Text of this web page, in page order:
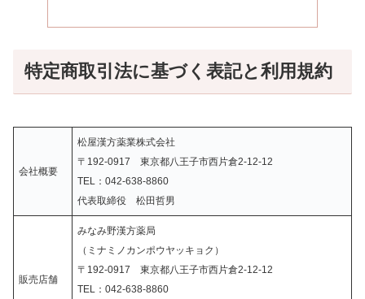
特定商取引法に基づく表記と利用規約
会社概要
松屋漢方薬業株式会社
〒192-0917 東京都八王子市西片倉2-12-12
TEL：042-638-8860
代表取締役 松田哲男
販売店舗
みなみ野漢方薬局
（ミナミノカンポウヤッキョク）
〒192-0917 東京都八王子市西片倉2-12-12
TEL：042-638-8860